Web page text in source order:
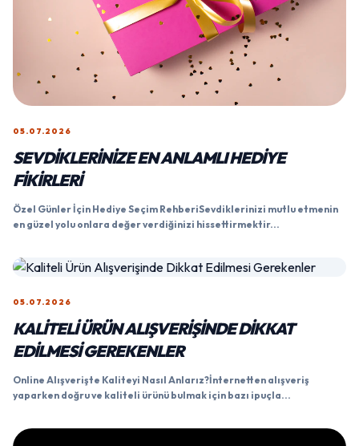
05.07.2026
SEVDIKLERINIZE EN ANLAMLI HEDIYE
FIKIRLERI
Özel Günler İçin Hediye Seçim RehberiSevdiklerinizi mutlu etmenin
en güzel yolu onlara değer verdiğinizi hissettirmektir...
05.07.2026
KALITELI ÜRÜN ALIŞVERIŞINDE DIKKAT
EDILMESI GEREKENLER
Online Alışverişte Kaliteyi Nasıl Anlarız?İnternetten alışveriş
yaparken doğru ve kaliteli ürünü bulmak için bazı ipuçla...